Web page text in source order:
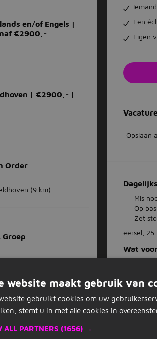
en/of Engels |
€2900,-
| €2900,- |
Order
(9 km)
Groep
Een
Eigen
Opslaan
Mis
Op
Zet
eersel, 25
Wat
website maakt gebruik van
gebruikt cookies om uw
stemt u in met alle cookies in
ALL PARTNERS (1656) →